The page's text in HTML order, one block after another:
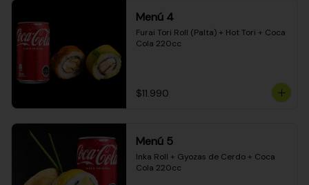
Menú 4
Furai Tori Roll (Palta) + Hot Tori + Coca
Cola 220cc
$11.990
Menú 5
Inka Roll + Gyozas de Cerdo + Coca
Cola 220cc